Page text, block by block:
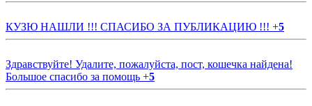
КУЗЮ НАШЛИ !!! СПАСИБО ЗА ПУБЛИКАЦИЮ !!! +5
Здравствуйте! Удалите, пожалуйста, пост, кошечка найдена!
Большое спасибо за помощь +5